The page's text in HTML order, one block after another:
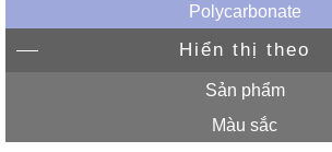
Polycarbonate
Hiển thị theo
Sản phẩm
Màu sắc